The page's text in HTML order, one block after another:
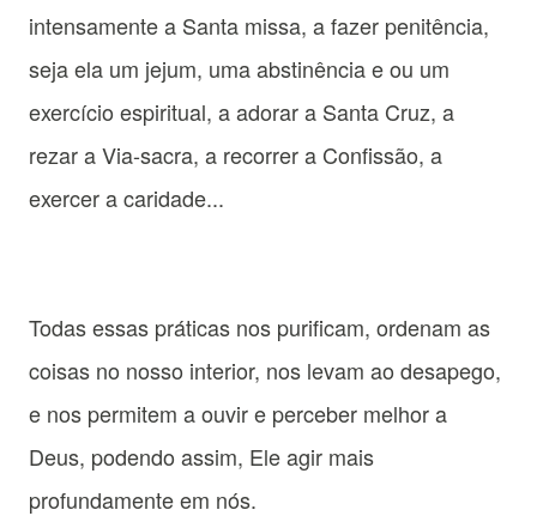
intensamente a Santa missa, a fazer penitência,
seja ela um jejum, uma abstinência e ou um
exercício espiritual, a adorar a Santa Cruz, a
rezar a Via-sacra, a recorrer a Confissão, a
exercer a caridade...
Todas essas práticas nos purificam, ordenam as
coisas no nosso interior, nos levam ao desapego,
e nos permitem a ouvir e perceber melhor a
Deus, podendo assim, Ele agir mais
profundamente em nós.